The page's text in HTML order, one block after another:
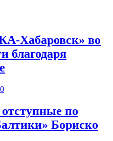
Хабаровск» во
благодаря
0
по
Бориско